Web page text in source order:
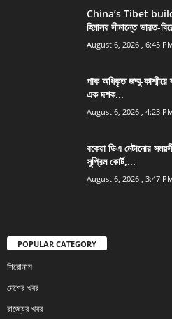
China’s Tibet build-
হিমালয় সীমান্তে ভারত-
August 6, 2026 , 6:45
পাক অধিকৃত জম্মু-
এক দশক...
August 6, 2026 , 4:23
বকেয়া ডিএ মেটানোর
সুপ্রিম কোর্ট,...
August 6, 2026 , 3:47
POPULAR CATEGORY
শিরোনাম
দেশের খবর
রাজ্যের খবর